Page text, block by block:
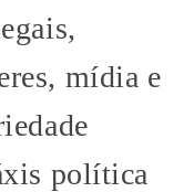
mídia e
política